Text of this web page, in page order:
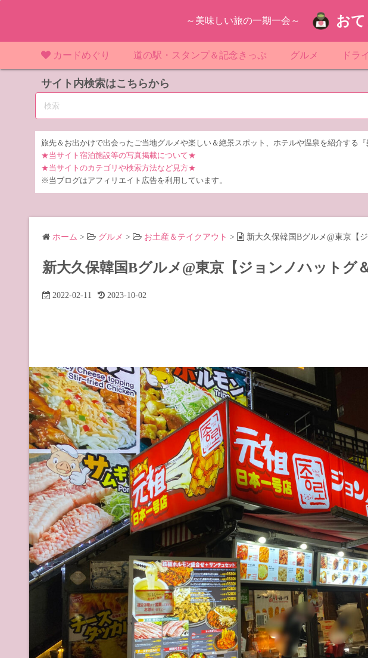
ツ
～美味しい旅の一期一会～ お
カードめぐり
マンホールカード マンホールカード（関東）
埼玉県のマンホール
茨城県のマンホール
栃木県のマンホール
マンホールカード（東北） 宮城県のマンホール
マンホールカード（中部）
IKEカード
KAWAカード
橋カード
ダムカード
LOGetカード
道の駅・スタンプ＆記念きっぷ
道の駅（関東）
道の駅 埼玉
道の駅 茨城
道の駅 群馬
道の駅 山梨
道の駅 静岡
道の駅（東北） 道の駅 宮城
道の駅（北陸）
グルメ ドラ
サイト内検索はこちらから
旅先＆お出かけで出会ったご当地グルメや楽しい＆絶景スポット、ホテルや温泉を紹介する『
★当サイト宿泊施設等の写真掲載について★
★当サイトのカテゴリや検索方法など見方★
※当ブログはアフィリエイト広告を利用しています。
ホーム > グルメ > お土産＆テイクアウト > 新大久保韓国Bグルメ@東京【
新大久保韓国Bグルメ@東京【ジョンノハットグ
2022-02-11 2023-10-02